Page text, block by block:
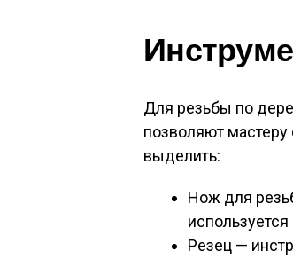
Для резьбы по
позволяют
выделить:
Нож для
Резец —